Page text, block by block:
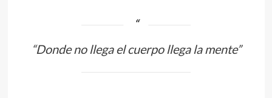
“Donde no llega el cuerpo llega la mente”